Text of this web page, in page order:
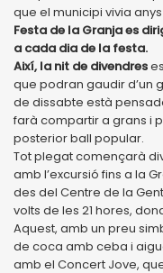
que el municipi vivia
Festa de la Granja es
a cada dia de la festa.
Així, la nit de divendres
que podran gaudir d’un
de dissabte està
farà compartir a grans i
posterior ball popular.
Tot plegat començarà
amb l’excursió fins a la
des del Centre de la
volts de les 21 hores,
Aquest, amb un preu
de coca amb ceba i
amb el Concert Jove,